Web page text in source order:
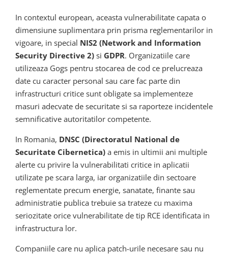
In contextul european, aceasta vulnerabilitate capata o
dimensiune suplimentara prin prisma reglementarilor in
vigoare, in special NIS2 (Network and Information
Security Directive 2) si GDPR. Organizatiile care
utilizeaza Gogs pentru stocarea de cod ce prelucreaza
date cu caracter personal sau care fac parte din
infrastructuri critice sunt obligate sa implementeze
masuri adecvate de securitate si sa raporteze incidentele
semnificative autoritatilor competente.
In Romania, DNSC (Directoratul National de
Securitate Cibernetica) a emis in ultimii ani multiple
alerte cu privire la vulnerabilitati critice in aplicatii
utilizate pe scara larga, iar organizatiile din sectoare
reglementate precum energie, sanatate, finante sau
administratie publica trebuie sa trateze cu maxima
seriozitate orice vulnerabilitate de tip RCE identificata in
infrastructura lor.
Companiile care nu aplica patch-urile necesare sau nu